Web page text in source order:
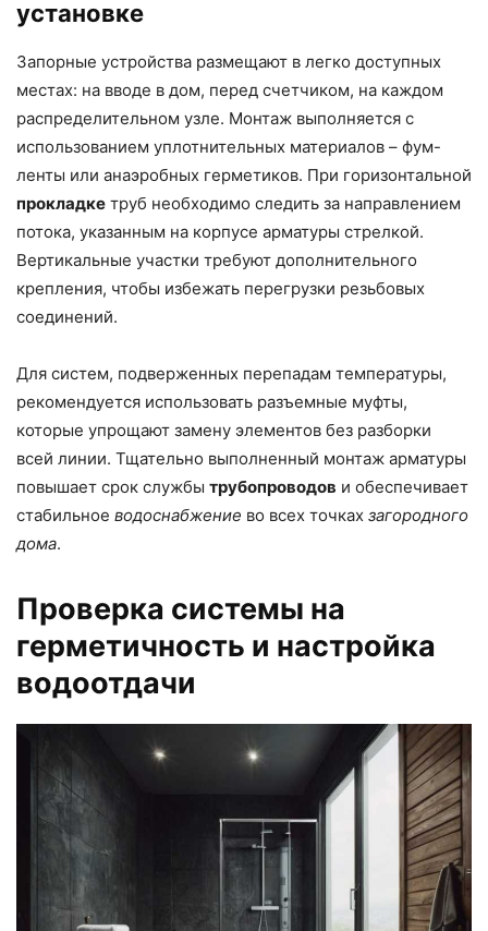
установке
Запорные устройства размещают в легко доступных
местах: на вводе в дом, перед счетчиком, на каждом
распределительном узле. Монтаж выполняется с
использованием уплотнительных материалов – фум-
ленты или анаэробных герметиков. При горизонтальной
прокладке труб необходимо следить за направлением
потока, указанным на корпусе арматуры стрелкой.
Вертикальные участки требуют дополнительного
крепления, чтобы избежать перегрузки резьбовых
соединений.
Для систем, подверженных перепадам температуры,
рекомендуется использовать разъемные муфты,
которые упрощают замену элементов без разборки
всей линии. Тщательно выполненный монтаж арматуры
повышает срок службы трубопроводов и обеспечивает
стабильное водоснабжение во всех точках загородного
дома.
Проверка системы на
герметичность и настройка
водоотдачи